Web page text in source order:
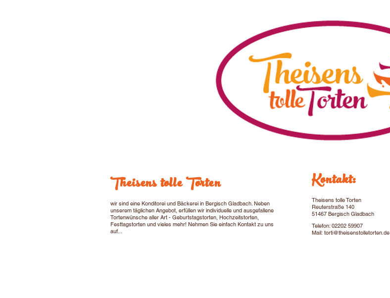
Theisens tolle Torten
wir sind eine Konditorei und Bäckerei in Bergisch Gladbach. Neben
unserem täglichen Angebot, erfüllen wir individuelle und ausgefallene
Tortenwünsche aller Art - Geburtstagstorten, Hochzeitstorten,
Festtagstorten und vieles mehr! Nehmen Sie einfach Kontakt zu uns
auf...
Kontakt:
Theisens tolle Torten
Reuterstraße 140
51467 Bergisch Gladbach
Telefon: 02202 59907
Mail: torti@theisenstolletorten.de